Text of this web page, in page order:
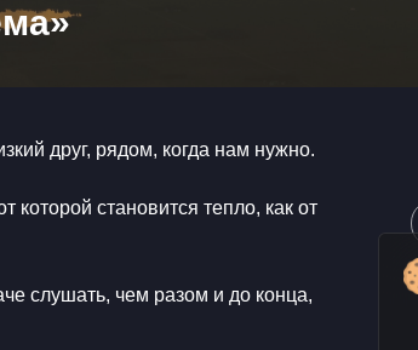
друг, рядом, когда нам нужно.
которой становится тепло, как от
слушать, чем разом и до конца,